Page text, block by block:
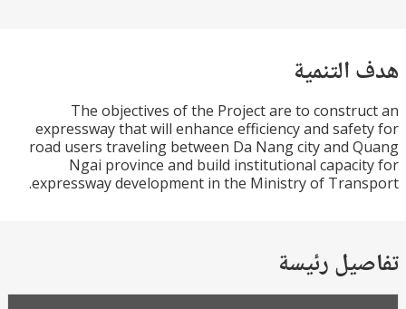
The objectives of the Project are to
expressway that will enhance efficiency and
road users traveling between Da Nang city and
Ngai province and build institutional
expressway development in the Ministry of
رئيسة